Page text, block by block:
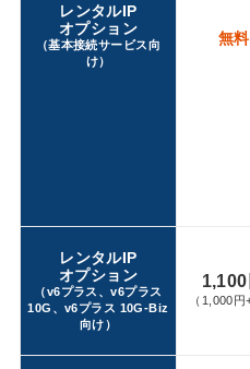
レンタルIP
オプション
（基本接続サービス向
け）
無料
レンタルIP
オプション
（v6プラス、v6プラス
10G、v6プラス 10G-Biz
向け）
1,100
（1,000円